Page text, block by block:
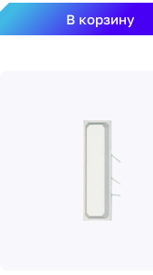
В корзину